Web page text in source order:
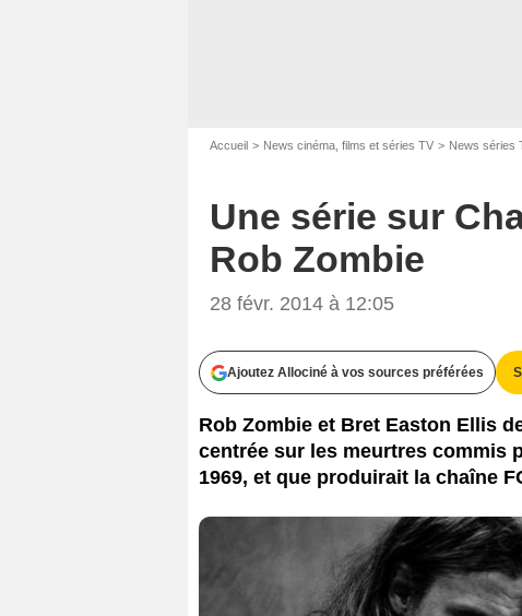
Accueil News cinéma, films et séries TV News séries
Une série sur
Rob Zombie
28 févr. 2014 à 12:05
Ajoutez Allociné à vos sources préférées
Rob Zombie et Bret Easton Ellis
centrée sur les meurtres commis
1969, et que produirait la chaîne